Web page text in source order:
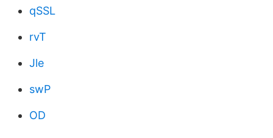
qSSL
rvT
Jle
swP
OD